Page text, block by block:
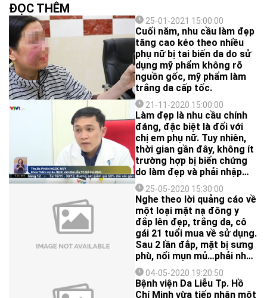
ĐỌC THÊM
25-01-2021 15:00:00
Cuối năm, nhu cầu làm đẹp
tăng cao kéo theo nhiều
phụ nữ bị tai biến da do sử
dụng mỹ phẩm không rõ
nguồn gốc, mỹ phẩm làm
trắng da cấp tốc.
21-11-2020 15:00:00
Làm đẹp là nhu cầu chính
đáng, đặc biệt là đối với
chị em phụ nữ. Tuy nhiên,
thời gian gần đây, không ít
trường hợp bị biến chứng
do làm đẹp và phải nhập
viện cấp cứu. Vậy làm thế
nào để làm đẹp mà không
ảnh hưởng đến sức khoẻ?
25-05-2020 15:30:00
Nghe theo lời quảng cáo về
một loại mặt nạ đông y
đắp lên đẹp, trắng da, cô
gái 21 tuổi mua về sử dụng.
Sau 2 lần đắp, mặt bị sưng
phù, nổi mụn mủ…phải nhập
viện điều trị.
04-05-2020 19:20:50
Bệnh viện Da Liễu Tp. Hồ
Chí Minh vừa tiếp nhận một